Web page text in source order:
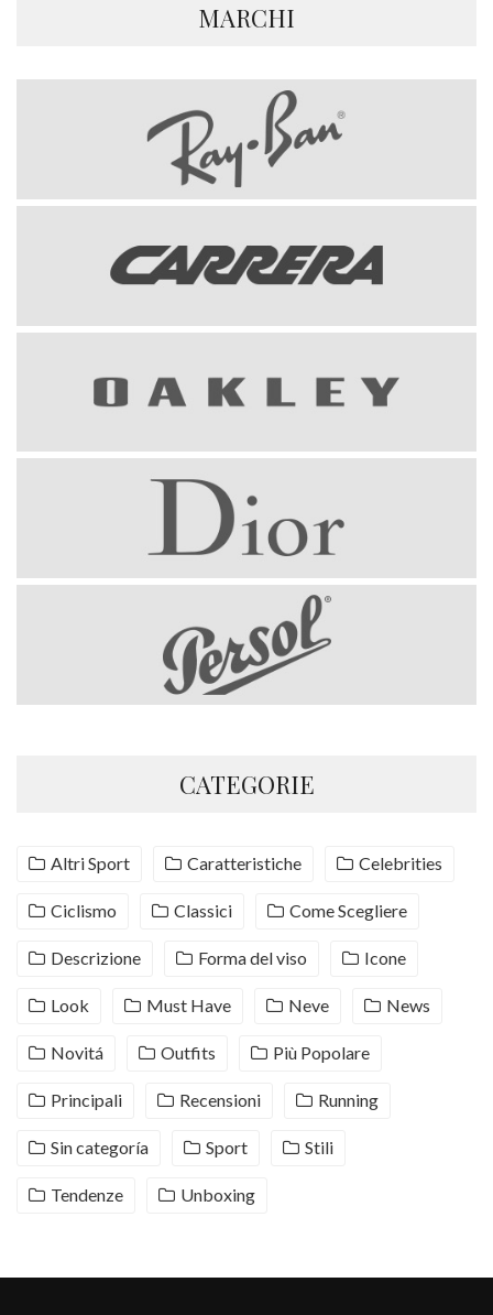
MARCHI
CATEGORIE
Altri Sport Caratteristiche Celebrities
Ciclismo Classici Come Scegliere
Descrizione Forma del viso Icone
Look Must Have Neve News
Novitá Outfits Più Popolare
Principali Recensioni Running
Sin categoría Sport Stili
Tendenze Unboxing